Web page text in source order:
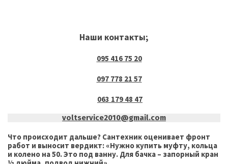
Наши контакты;
095 416 75 20
097 778 21 57
063 179 48 47
voltservice2010@gmail.com
Что происходит дальше? Сантехник оценивает фронт
работ и выносит вердикт: «Нужно купить муфту, кольца
и колено на 50. Это под ванну. Для бачка – запорный кран